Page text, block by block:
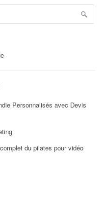
Personnalisés avec Devis
du pilates pour vidéo